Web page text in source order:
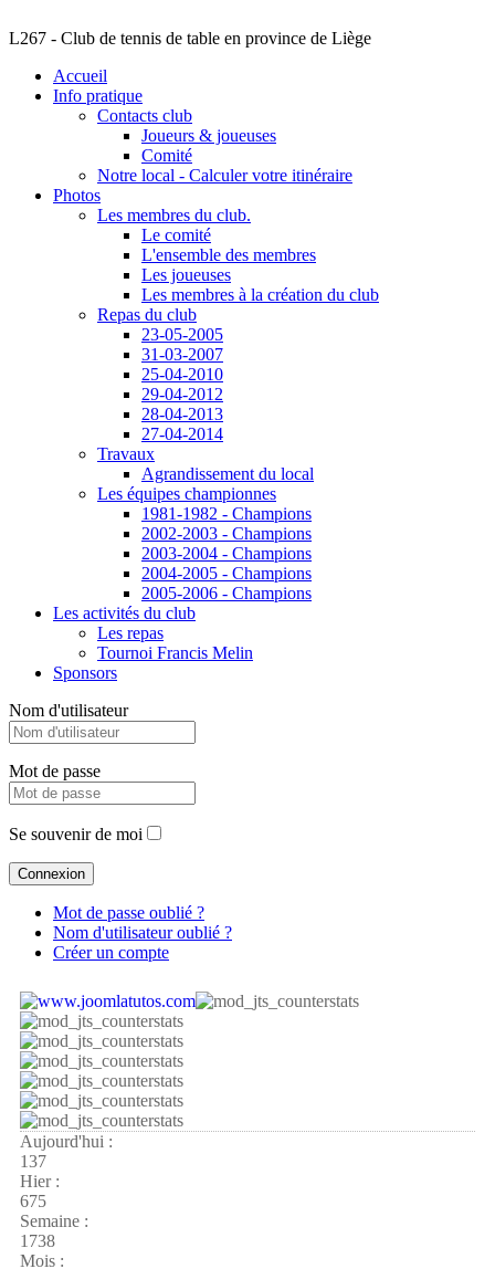
L267 - Club de tennis de table en province de Liège
Accueil
Info pratique
Contacts club
Joueurs & joueuses
Comité
Notre local - Calculer votre itinéraire
Photos
Les membres du club.
Le comité
L'ensemble des membres
Les joueuses
Les membres à la création du club
Repas du club
23-05-2005
31-03-2007
25-04-2010
29-04-2012
28-04-2013
27-04-2014
Travaux
Agrandissement du local
Les équipes championnes
1981-1982 - Champions
2002-2003 - Champions
2003-2004 - Champions
2004-2005 - Champions
2005-2006 - Champions
Les activités du club
Les repas
Tournoi Francis Melin
Sponsors
Nom d'utilisateur
Mot de passe
Se souvenir de moi
Mot de passe oublié ?
Nom d'utilisateur oublié ?
Créer un compte
Aujourd'hui :
137
Hier :
675
Semaine :
1738
Mois :